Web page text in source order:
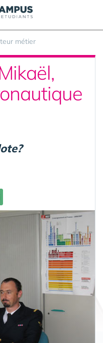
métier